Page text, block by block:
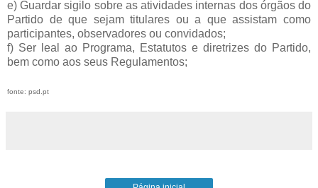
e) Guardar sigilo sobre as atividades internas dos órgãos do
Partido de que sejam titulares ou a que assistam como
participantes, observadores ou convidados;
f) Ser leal ao Programa, Estatutos e diretrizes do Partido,
bem como aos seus Regulamentos;
fonte: psd.pt